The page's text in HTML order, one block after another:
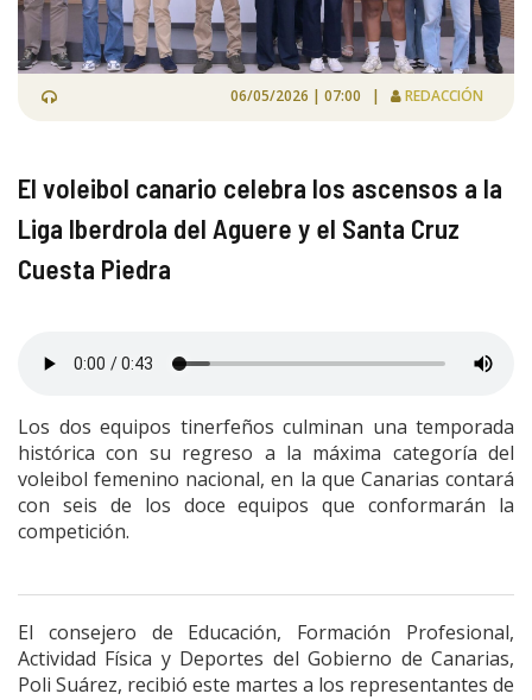
06/05/2026 | 07:00 | REDACCIÓN
El voleibol canario celebra los ascensos a la
Liga Iberdrola del Aguere y el Santa Cruz
Cuesta Piedra
Los dos equipos tinerfeños culminan una temporada
histórica con su regreso a la máxima categoría del
voleibol femenino nacional, en la que Canarias contará
con seis de los doce equipos que conformarán la
competición.
El consejero de Educación, Formación Profesional,
Actividad Física y Deportes del Gobierno de Canarias,
Poli Suárez, recibió este martes a los representantes de